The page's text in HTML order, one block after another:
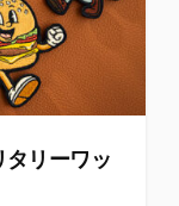
リーワッ